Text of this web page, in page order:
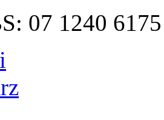
07 1240